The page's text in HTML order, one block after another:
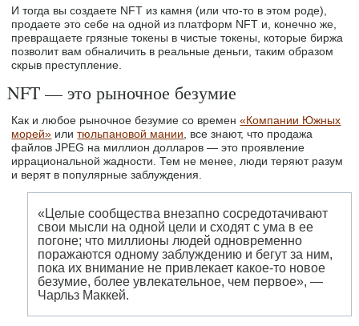
И тогда вы создаете NFT из камня (или что-то в этом роде),
продаете это себе на одной из платформ NFT и, конечно же,
превращаете грязные токены в чистые токены, которые биржа
позволит вам обналичить в реальные деньги, таким образом
скрыв преступление.
NFT — это рыночное безумие
Как и любое рыночное безумие со времен«Компании Южных
морей» илитюльпановой мании , все знают, что продажа
файлов JPEG на миллион долларов — это проявление
иррациональной жадности. Тем не менее, люди теряют разум
и верят в популярные заблуждения.
«Целые сообщества внезапно сосредотачивают
свои мысли на одной цели и сходят с ума в ее
погоне; что миллионы людей одновременно
поражаются одному заблуждению и бегут за ним,
пока их внимание не привлекает какое-то новое
безумие, более увлекательное, чем первое», —
Чарльз Маккей.